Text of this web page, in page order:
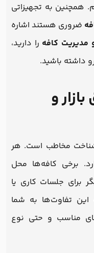
همچنین به تجهیزاتی
ضروری هستند اشاره
و مدیریت کافه را دارید،
داشته باشید.
و
مخاطب است. هر
برخی کافه‌ها محل
برای جلسات کاری یا
تفاوت‌ها به شما
مناسب و حتی نوع